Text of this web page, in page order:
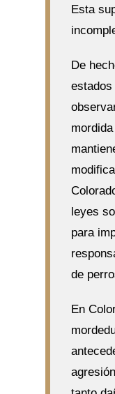
Esta
De
leyes
para
de
En